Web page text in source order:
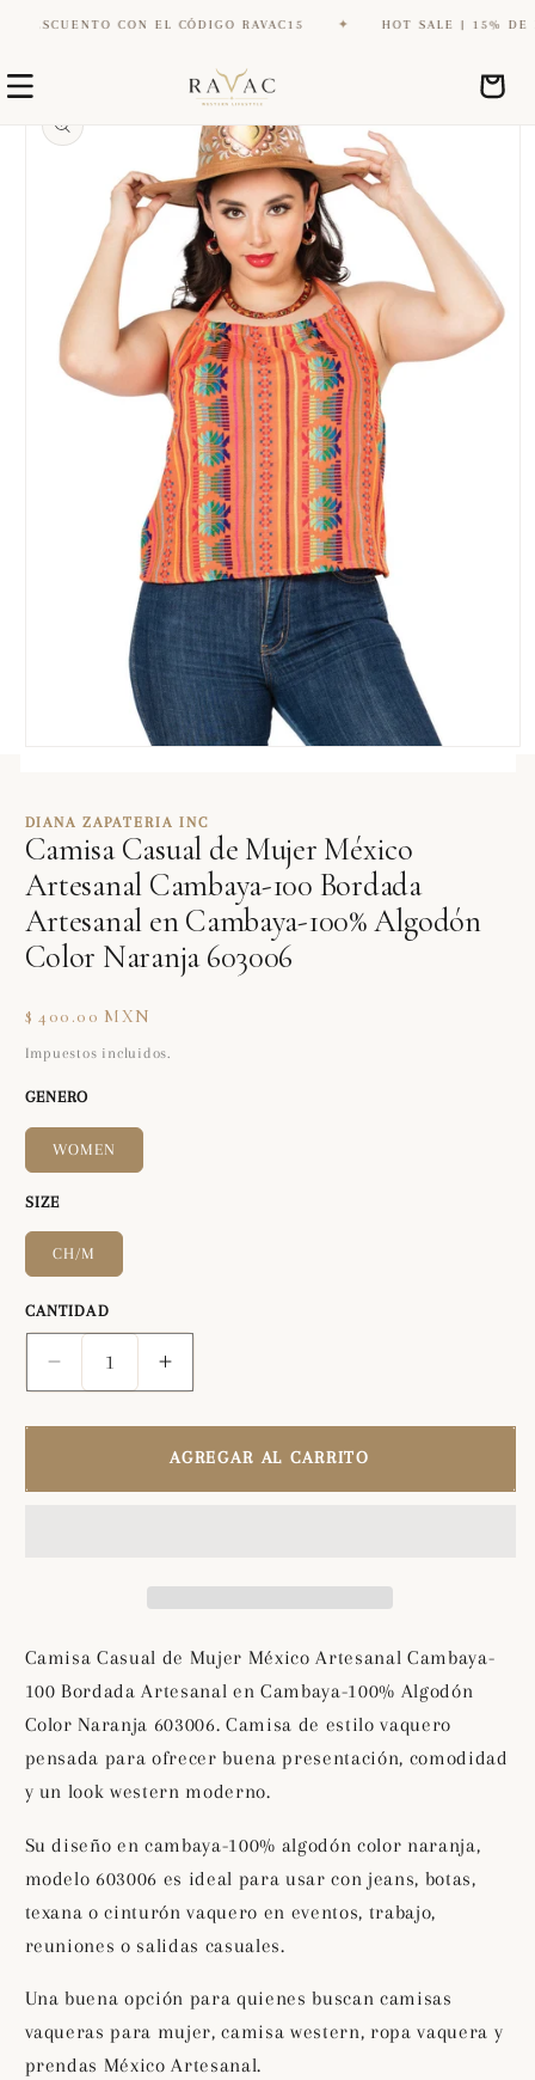
directamente
al contenido
CON EL CÓDIGO RAVAC15 HOT SALE | 15% DE
Carrito
directamente
información
en
una
ventana
modal
DIANA ZAPATERIA INC
Camisa Casual de Mujer México
Artesanal Cambaya-100 Bordada
Artesanal en Cambaya-100% Algodón
Color Naranja 603006
Precio
habitual
$ 400.00 MXN
Impuestos incluidos.
GENERO
WOMEN
SIZE
CH/M
CANTIDAD
Reducir
cantidad
para
Artesanal
100
Artesanal
en
Cambaya-
100%
Color
Naranja
Aumentar
cantidad
para
Camisa
Artesanal
100
Bordada
Artesanal
en
Cambaya-
100%
Color
Naranja
603006
AGREGAR AL CARRITO
Camisa Casual de Mujer México Artesanal Cambaya-
100 Bordada Artesanal en Cambaya-100% Algodón
Color Naranja 603006. Camisa de estilo vaquero
pensada para ofrecer buena presentación, comodidad
y un look western moderno.
Su diseño en cambaya-100% algodón color naranja,
modelo 603006 es ideal para usar con jeans, botas,
texana o cinturón vaquero en eventos, trabajo,
reuniones o salidas casuales.
Una buena opción para quienes buscan camisas
vaqueras para mujer, camisa western, ropa vaquera y
prendas México Artesanal.